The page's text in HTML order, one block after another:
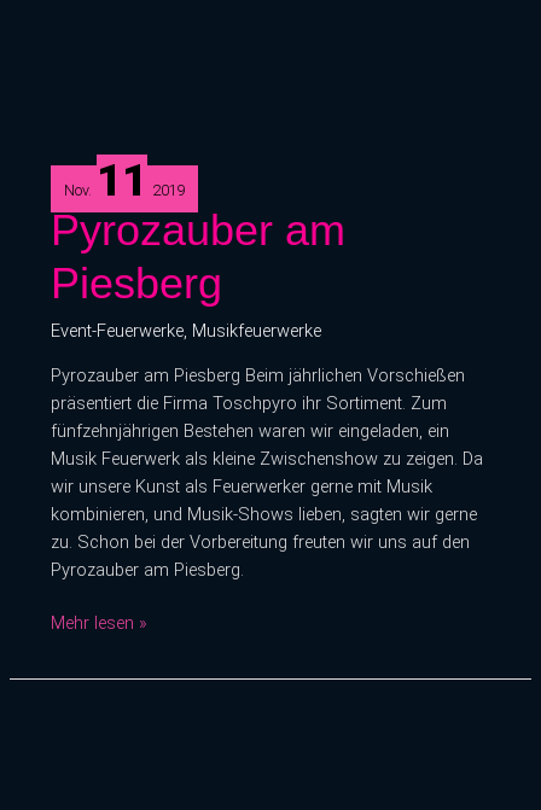
Nov. 11 2019
Pyrozauber am
Piesberg
Event-Feuerwerke, Musikfeuerwerke
Pyrozauber am Piesberg Beim jährlichen Vorschießen
präsentiert die Firma Toschpyro ihr Sortiment. Zum
fünfzehnjährigen Bestehen waren wir eingeladen, ein
Musik Feuerwerk als kleine Zwischenshow zu zeigen. Da
wir unsere Kunst als Feuerwerker gerne mit Musik
kombinieren, und Musik-Shows lieben, sagten wir gerne
zu. Schon bei der Vorbereitung freuten wir uns auf den
Pyrozauber am Piesberg.
Pyrozauber
am
Piesberg
Mehr lesen »